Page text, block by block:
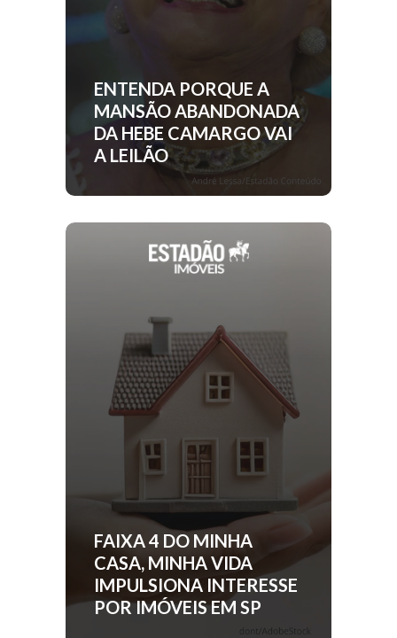
ENTENDA PORQUE A
MANSÃO ABANDONADA
DA HEBE CAMARGO VAI
A LEILÃO
FAIXA 4 DO MINHA
CASA, MINHA VIDA
IMPULSIONA INTERESSE
POR IMÓVEIS EM SP